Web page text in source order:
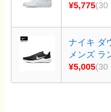
¥5,775(30
ナイキ ダ
メンズ ラ
¥5,005(30